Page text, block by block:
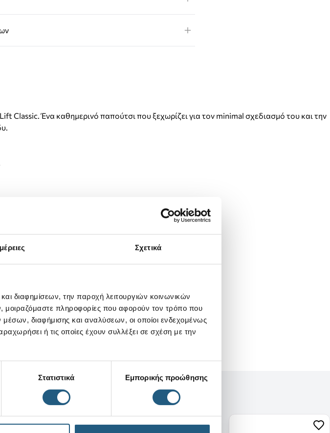
Σχετικά
διαφημίσεων, την παροχή λειτουργιών κοινωνικών
μοιραζόμαστε πληροφορίες που αφορούν τον τρόπο που
μέσων, διαφήμισης και αναλύσεων, οι οποίοι ενδεχομένως
ή τις οποίες έχουν συλλέξει σε σχέση με την
Στατιστικά Εμπορικής προώθησης
Ένα καθημερινό παπούτσι που ξεχωρίζει για τον minimal σχεδιασμό του και την